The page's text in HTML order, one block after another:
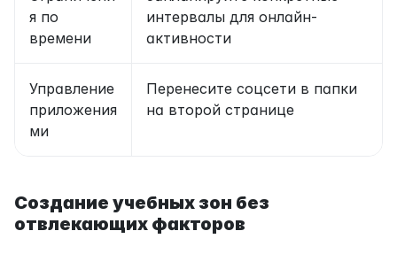
я по
времени
интервалы для онлайн-
активности
Управление
приложения
ми
Перенесите соцсети в папки
на второй странице
Создание учебных зон без
отвлекающих факторов